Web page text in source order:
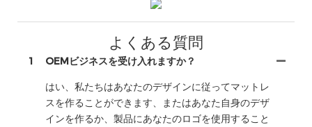
よくある質問
1 OEMビジネスを受け入れますか？
はい、私たちはあなたのデザインに従ってマットレ
スを作ることができます、またはあなた自身のデザ
インを作るか、製品にあなたのロゴを使用すること